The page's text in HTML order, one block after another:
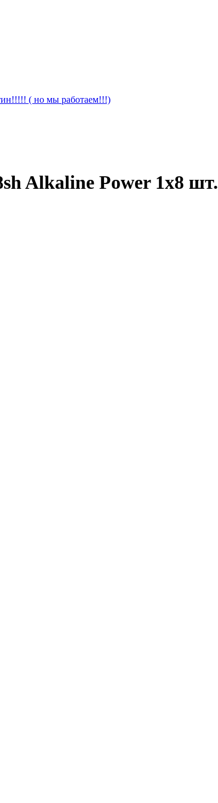
( но мы работаем!!!)
Alkaline Power 1x8 шт.